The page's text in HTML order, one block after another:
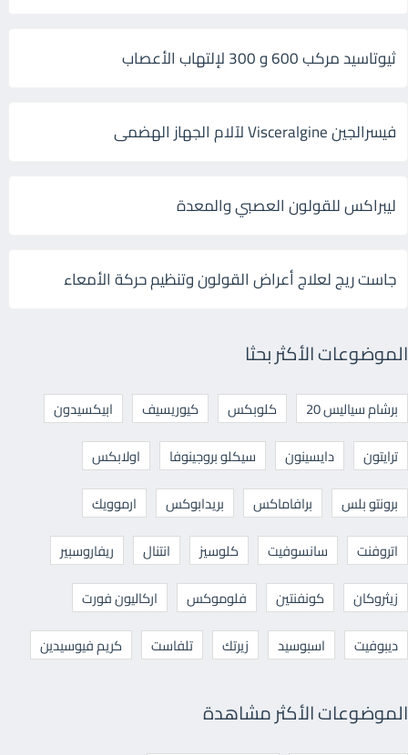
ثيوتاسيد مركب 600 و 300 لإلتهاب الأعصاب
فيسرالجين Visceralgine لآلام الجهاز الهضمى
ليبراكس للقولون العصبي والمعدة
جاست ريج لعلاج أعراض القولون وتنظيم حركة الأمعاء
الموضوعات الأكثر بحثا
برشام سياليس 20 كلوبكس كيوريسيف
ابيكسيدون
ترايتون
دايسينون سيكلو بروجينوفا
اولابكس
برونتو بلس
برافاماكس بريدابوكس
ارموويك
اتروفنت
سانسوفيت كلوسيز انتنال
ريفاروسبير
زيثروكان
كونفنتين فلوموكس
اركاليون فورت
ديبوفيت
اسبوسيد زيرتك تلفاست كريم فيوسيدين
الموضوعات الأكثر مشاهدة